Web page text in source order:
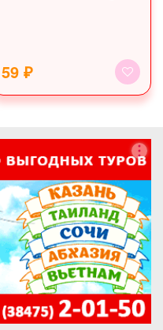
59 ₽